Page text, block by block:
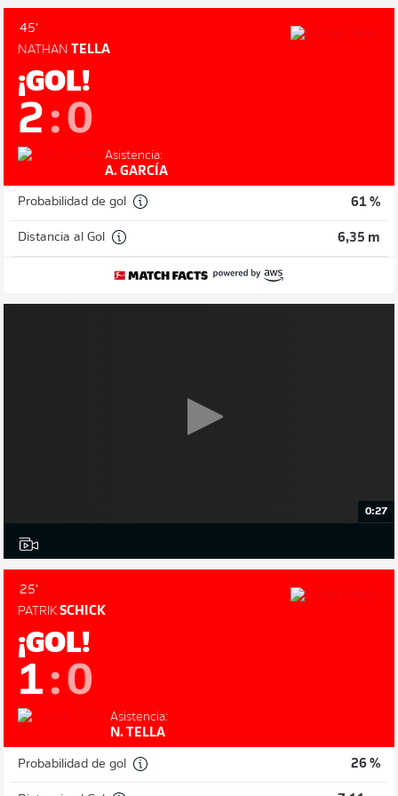
45'
NATHAN TELLA
¡GOL!
2:0
Asistencia:
A. GARCÍA
Probabilidad de gol 61 %
Distancia al Gol 6,35 m
0:27
25'
PATRIK SCHICK
¡GOL!
1:0
Asistencia:
N. TELLA
Probabilidad de gol 26 %